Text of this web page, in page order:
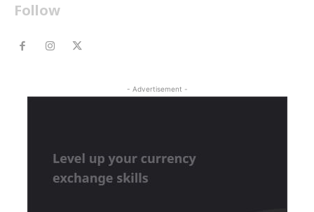
Follow
- Advertisement -